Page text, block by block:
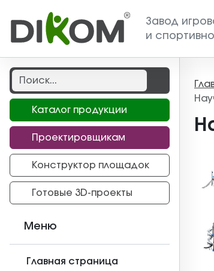
Завод
и
Каталог продукции
Проектировщикам
Конструктор площадок
Готовые 3D-проекты
Меню
Главная страница